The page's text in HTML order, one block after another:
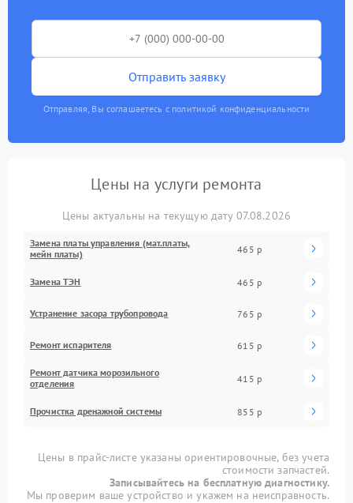
Отправить заявку
Отправляя, Вы соглашаетесь с политикой конфиденциальности
Цены на услуги ремонта
Цены актуальны на текущую дату 07.08.2026
Замена платы управления (мат.платы,
мейн платы)
465 р
Замена ТЭН 465 р
Устранение засора трубопровода 765 р
Ремонт испарителя 615 р
Ремонт датчика морозильного
отделения
415 р
Прочистка дренажной системы 855 р
Цены в прайс-листе указаны ориентировочные, без учета
стоимости запчастей.
Записывайтесь на бесплатную диагностику.
Мы проверим ваше устройство и укажем на неисправность.